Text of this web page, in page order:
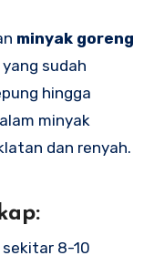
minyak goreng
sudah
hingga
minyak
dan renyah.
8-10